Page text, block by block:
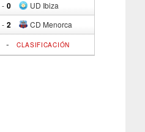
- UD Ibiza
0
- CD Menorca
2
- CLASIFICACIÓN